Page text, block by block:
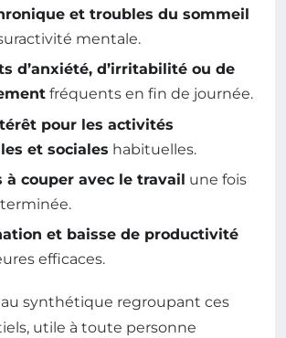
et troubles du sommeil
mentale.
d’anxiété, d’irritabilité ou de
fréquents en fin de journée.
pour les activités
et sociales habituelles.
à couper avec le travail une fois
et baisse de productivité
efficaces.
synthétique regroupant ces
utile à toute personne